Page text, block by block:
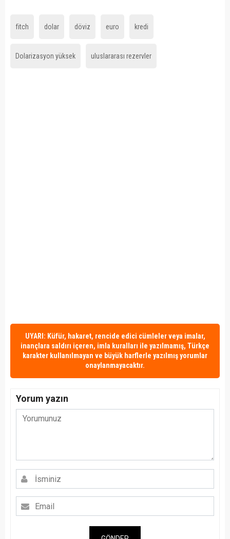
fitch dolar döviz euro kredi
Dolarizasyon yüksek uluslararası rezervler
UYARI: Küfür, hakaret, rencide edici cümleler veya imalar,
inançlara saldırı içeren, imla kuralları ile yazılmamış, Türkçe
karakter kullanılmayan ve büyük harflerle yazılmış yorumlar
onaylanmayacaktır.
Yorum yazın